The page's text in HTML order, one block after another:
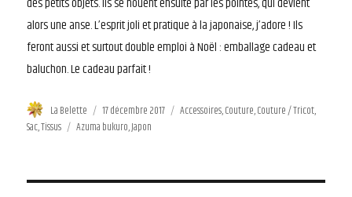
alors une anse. L’esprit joli et pratique à la japonaise, j’adore ! Ils
feront aussi et surtout double emploi à Noël : emballage cadeau et
baluchon. Le cadeau parfait !
Auteur
La Belette
Publié
le
17 décembre 2017 Catégories
Accessoires,Couture,Couture / Tricot,
Sac,Tissus Étiquettes
Azuma bukuro,Japon